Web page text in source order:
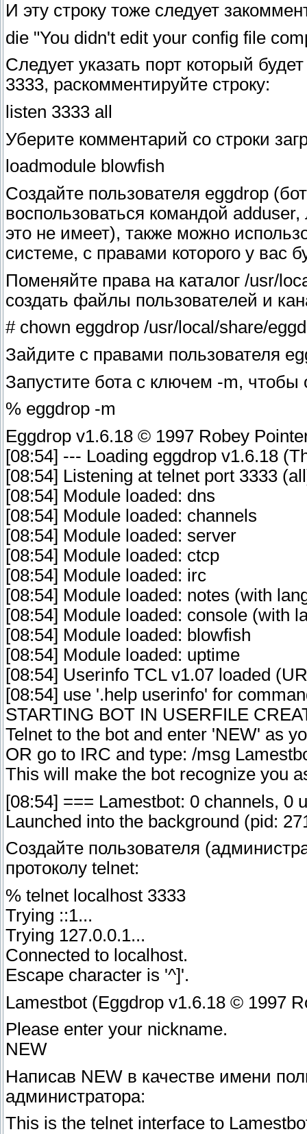
И эту строку тоже следует
die "You didn't edit your config file
Следует указать порт который
3333, раскомментируйте строку:
listen 3333 all
Уберите комментарий со строки
loadmodule blowfish
Создайте пользователя eggdrop
воспользоваться командой
это не имеет), также можно
системе, с правами которого у вас
Поменяйте права на каталог /usr/
создать файлы пользователей и
# chown eggdrop /usr/local/share/
Зайдите с правами пользователя
Запустите бота с ключем -m,
% eggdrop -m
Eggdrop v1.6.18 © 1997 Robey
[08:54] --- Loading eggdrop v1.6.18
[08:54] Listening at telnet port 3333
[08:54] Module loaded: dns
[08:54] Module loaded: channels
[08:54] Module loaded: server
[08:54] Module loaded: ctcp
[08:54] Module loaded: irc
[08:54] Module loaded: notes (with
[08:54] Module loaded: console (with
[08:54] Module loaded: blowfish
[08:54] Module loaded: uptime
[08:54] Userinfo TCL v1.07 loaded
[08:54] use '.help userinfo' for
STARTING BOT IN USERFILE
Telnet to the bot and enter 'NEW' as
OR go to IRC and type: /msg
This will make the bot recognize you
[08:54] === Lamestbot: 0 channels, 0
Launched into the background (pid:
Создайте пользователя
протоколу telnet:
% telnet localhost 3333
Trying ::1...
Trying 127.0.0.1...
Connected to localhost.
Escape character is '^]'.
Lamestbot (Eggdrop v1.6.18 © 1997
Please enter your nickname.
NEW
Написав NEW в качестве имени
администратора:
This is the telnet interface to